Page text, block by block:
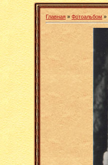
Главная » Фотоальбом»